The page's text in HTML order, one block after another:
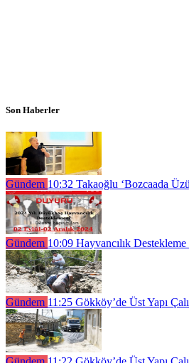
Son Haberler
Gündem 10:32 Takaoğlu ‘Bozcaada
Gündem 10:09 Hayvancılık
Gündem 11:25 Gökköy’de Üst Yapı